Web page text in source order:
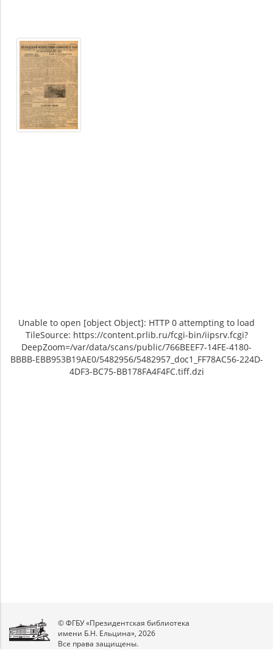
Unable to open [object Object]: HTTP 0 attempting to load
TileSource: https://content.prlib.ru/fcgi-bin/iipsrv.fcgi?
DeepZoom=/var/data/scans/public/766BEEF7-14FE-4180-
BBBB-EBB953B19AE0/5482956/5482957_doc1_FF78AC56-224D-
4DF3-BC75-BB178FA4F4FC.tiff.dzi
© ФГБУ «Президентская библиотека
имени Б.Н. Ельцина», 2026
Все права защищены.